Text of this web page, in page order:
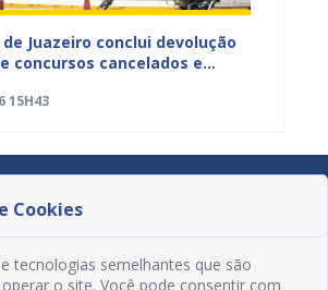
Juazeiro conclui devolução
concursos cancelados e
15H43
Cookies
tecnologias semelhantes que são
o site. Você pode consentir com